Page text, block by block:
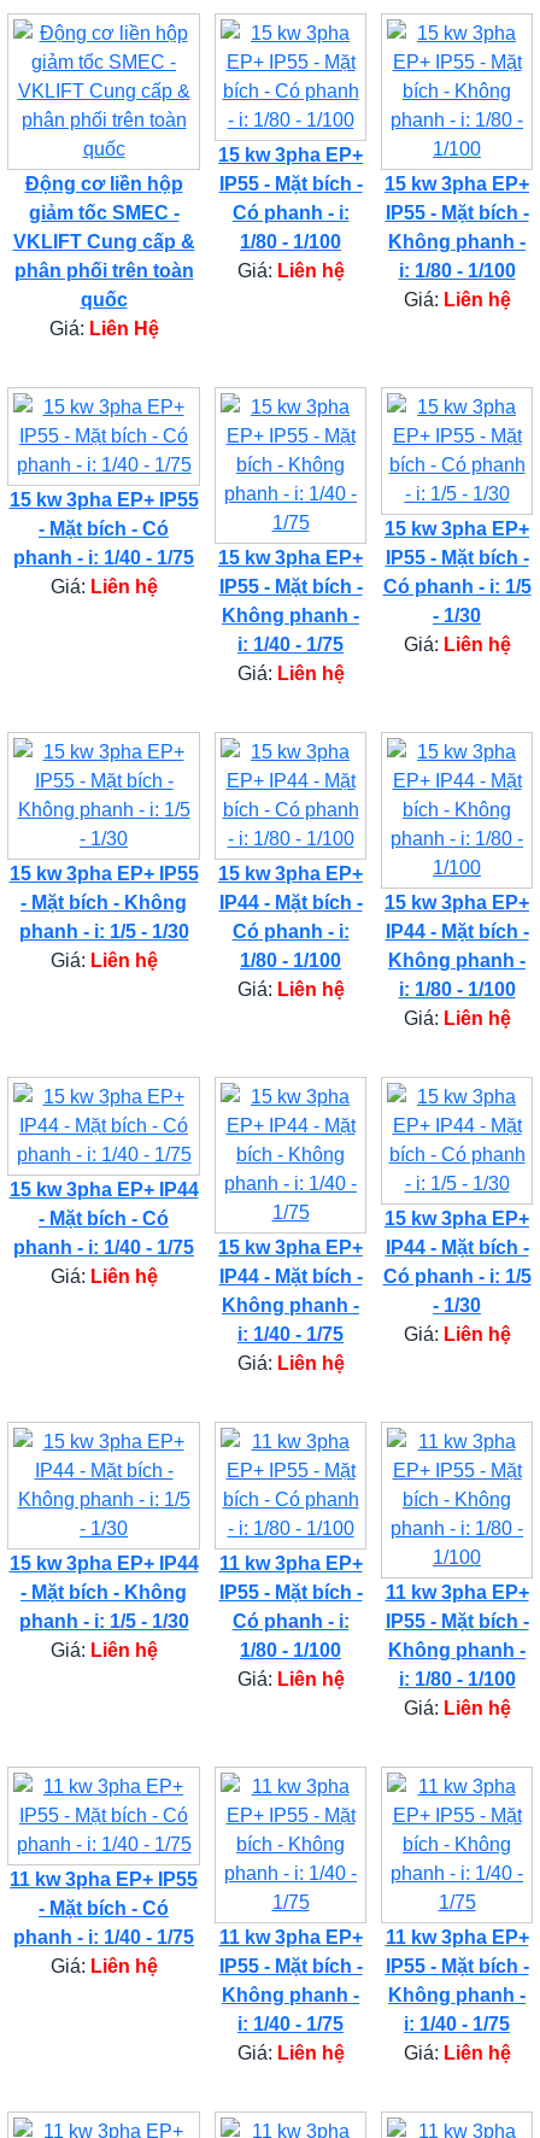
Động cơ liền hộp
giảm tốc SMEC -
VKLIFT Cung cấp &
phân phối trên toàn
quốc
Giá: Liên Hệ
15 kw 3pha EP+
IP55 - Mặt bích -
Có phanh - i:
1/80 - 1/100
Giá: Liên hệ
15 kw 3pha EP+
IP55 - Mặt bích -
Không phanh -
i: 1/80 - 1/100
Giá: Liên hệ
15 kw 3pha EP+ IP55
- Mặt bích - Có
phanh - i: 1/40 - 1/75
Giá: Liên hệ
15 kw 3pha EP+
IP55 - Mặt bích -
Không phanh -
i: 1/40 - 1/75
Giá: Liên hệ
15 kw 3pha EP+
IP55 - Mặt bích -
Có phanh - i: 1/5
- 1/30
Giá: Liên hệ
15 kw 3pha EP+ IP55
- Mặt bích - Không
phanh - i: 1/5 - 1/30
Giá: Liên hệ
15 kw 3pha EP+
IP44 - Mặt bích -
Có phanh - i:
1/80 - 1/100
Giá: Liên hệ
15 kw 3pha EP+
IP44 - Mặt bích -
Không phanh -
i: 1/80 - 1/100
Giá: Liên hệ
15 kw 3pha EP+ IP44
- Mặt bích - Có
phanh - i: 1/40 - 1/75
Giá: Liên hệ
15 kw 3pha EP+
IP44 - Mặt bích -
Không phanh -
i: 1/40 - 1/75
Giá: Liên hệ
15 kw 3pha EP+
IP44 - Mặt bích -
Có phanh - i: 1/5
- 1/30
Giá: Liên hệ
15 kw 3pha EP+ IP44
- Mặt bích - Không
phanh - i: 1/5 - 1/30
Giá: Liên hệ
11 kw 3pha EP+
IP55 - Mặt bích -
Có phanh - i:
1/80 - 1/100
Giá: Liên hệ
11 kw 3pha EP+
IP55 - Mặt bích -
Không phanh -
i: 1/80 - 1/100
Giá: Liên hệ
11 kw 3pha EP+ IP55
- Mặt bích - Có
phanh - i: 1/40 - 1/75
Giá: Liên hệ
11 kw 3pha EP+
IP55 - Mặt bích -
Không phanh -
i: 1/40 - 1/75
Giá: Liên hệ
11 kw 3pha EP+
IP55 - Mặt bích -
Không phanh -
i: 1/40 - 1/75
Giá: Liên hệ